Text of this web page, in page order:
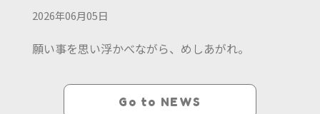
2026年06月05日
願い事を思い浮かべながら、めしあがれ。
Go to NEWS